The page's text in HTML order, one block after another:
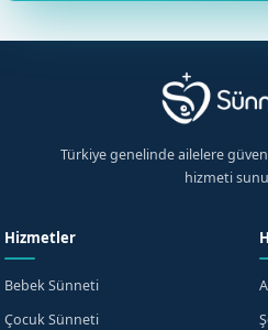
Türkiye genelinde ailelere
hizmeti
Hizmetler
Bebek Sünneti
Çocuk Sünneti